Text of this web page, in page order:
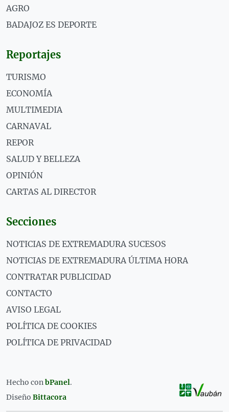
AGRO
BADAJOZ ES DEPORTE
Reportajes
TURISMO
ECONOMÍA
MULTIMEDIA
CARNAVAL
REPOR
SALUD Y BELLEZA
OPINIÓN
CARTAS AL DIRECTOR
Secciones
NOTICIAS DE EXTREMADURA SUCESOS
NOTICIAS DE EXTREMADURA ÚLTIMA HORA
CONTRATAR PUBLICIDAD
CONTACTO
AVISO LEGAL
POLÍTICA DE COOKIES
POLÍTICA DE PRIVACIDAD
Hecho conbPanel.
Diseño Bittacora